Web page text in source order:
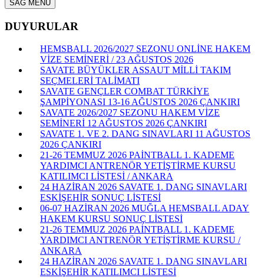
SAĞ MENÜ
DUYURULAR
HEMSBALL 2026/2027 SEZONU ONLİNE HAKEM
VİZE SEMİNERİ / 23 AĞUSTOS 2026
SAVATE BÜYÜKLER ASSAUT MİLLİ TAKIM
SEÇMELERİ TALİMATI
SAVATE GENÇLER COMBAT TÜRKİYE
ŞAMPİYONASI 13-16 AĞUSTOS 2026 ÇANKIRI
SAVATE 2026/2027 SEZONU HAKEM VİZE
SEMİNERİ 12 AĞUSTOS 2026 ÇANKIRI
SAVATE 1. VE 2. DANG SINAVLARI 11 AĞUSTOS
2026 ÇANKIRI
21-26 TEMMUZ 2026 PAİNTBALL 1. KADEME
YARDIMCI ANTRENÖR YETİŞTİRME KURSU
KATILIMCI LİSTESİ / ANKARA
24 HAZİRAN 2026 SAVATE 1. DANG SINAVLARI
ESKİŞEHİR SONUÇ LİSTESİ
06-07 HAZİRAN 2026 MUĞLA HEMSBALL ADAY
HAKEM KURSU SONUÇ LİSTESİ
21-26 TEMMUZ 2026 PAİNTBALL 1. KADEME
YARDIMCI ANTRENÖR YETİŞTİRME KURSU /
ANKARA
24 HAZİRAN 2026 SAVATE 1. DANG SINAVLARI
ESKİŞEHİR KATILIMCI LİSTESİ